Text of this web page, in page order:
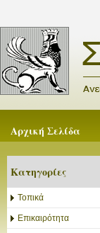
Αρχική Σελίδα
Κατηγορίες
Τοπικά
Επικαιρότητα